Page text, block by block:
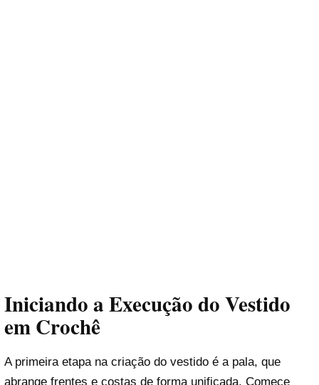
Iniciando a Execução do Vestido
em Crochê
A primeira etapa na criação do vestido é a pala, que
abrange frentes e costas de forma unificada. Comece